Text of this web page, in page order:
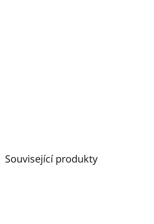
Související produkty